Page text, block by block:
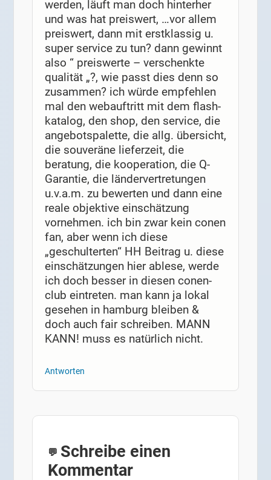
werden, läuft man doch hinterher
und was hat preiswert, …vor allem
preiswert, dann mit erstklassig u.
super service zu tun? dann gewinnt
also “ preiswerte – verschenkte
qualität „?, wie passt dies denn so
zusammen? ich würde empfehlen
mal den webauftritt mit dem flash-
katalog, den shop, den service, die
angebotspalette, die allg. übersicht,
die souveräne lieferzeit, die
beratung, die kooperation, die Q-
Garantie, die ländervertretungen
u.v.a.m. zu bewerten und dann eine
reale objektive einschätzung
vornehmen. ich bin zwar kein conen
fan, aber wenn ich diese
„geschulterten“ HH Beitrag u. diese
einschätzungen hier ablese, werde
ich doch besser in diesen conen-
club eintreten. man kann ja lokal
gesehen in hamburg bleiben &
doch auch fair schreiben. MANN
KANN! muss es natürlich nicht.
Antworten
Schreibe einen
Kommentar